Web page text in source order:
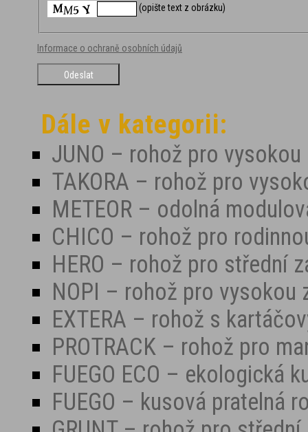
(opište text z obrázku)
Informace o ochraně osobních údajů
Dále v kategorii:
JUNO – rohož pro vysokou
TAKORA – rohož pro
METEOR – odolná
CHICO – rohož pro
HERO – rohož pro střední
NOPI – rohož pro vysokou
EXTERA – rohož s
PROTRACK – rohož pro
FUEGO ECO – ekologická
FUEGO – kusová pratelná